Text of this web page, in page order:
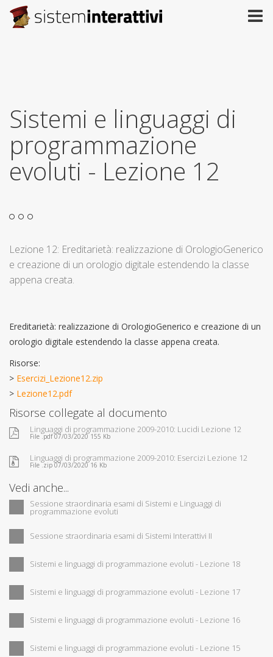
Sistemi e linguaggi di
programmazione
evoluti - Lezione 12
Lezione 12: Ereditarietà: realizzazione di OrologioGenerico
e creazione di un orologio digitale estendendo la classe
appena creata.
Ereditarietà: realizzazione di OrologioGenerico e creazione di un
orologio digitale estendendo la classe appena creata.
Risorse:
> Esercizi_Lezione12.zip
> Lezione12.pdf
Risorse collegate al documento
Linguaggi di programmazione 2009-2010: Lucidi Lezione 12
File .pdf 07/03/2020 155 Kb
Linguaggi di programmazione 2009-2010: Esercizi Lezione 12
File .zip 07/03/2020 16 Kb
Vedi anche...
Sessione straordinaria esami di Sistemi e Linguaggi di
programmazione evoluti
Sessione straordinaria esami di Sistemi Interattivi II
Sistemi e linguaggi di programmazione evoluti - Lezione 18
Sistemi e linguaggi di programmazione evoluti - Lezione 17
Sistemi e linguaggi di programmazione evoluti - Lezione 16
Sistemi e linguaggi di programmazione evoluti - Lezione 15